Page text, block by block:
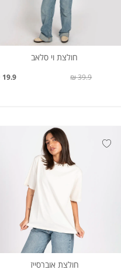
חולצת וי סלאב
19.9 ₪ 39.9 ₪
חולצת אוברסייז